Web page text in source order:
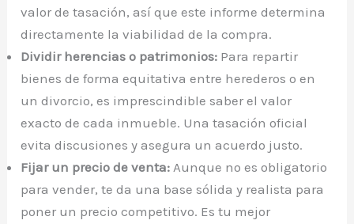
valor de tasación, así que este informe determina
directamente la viabilidad de la compra.
Dividir herencias o patrimonios: Para repartir
bienes de forma equitativa entre herederos o en
un divorcio, es imprescindible saber el valor
exacto de cada inmueble. Una tasación oficial
evita discusiones y asegura un acuerdo justo.
Fijar un precio de venta: Aunque no es obligatorio
para vender, te da una base sólida y realista para
poner un precio competitivo. Es tu mejor